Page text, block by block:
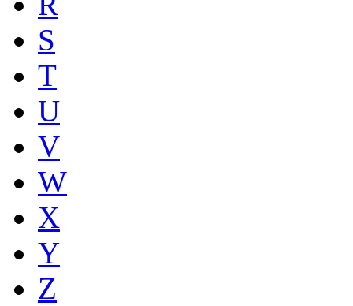
S
T
U
V
W
X
Y
Z